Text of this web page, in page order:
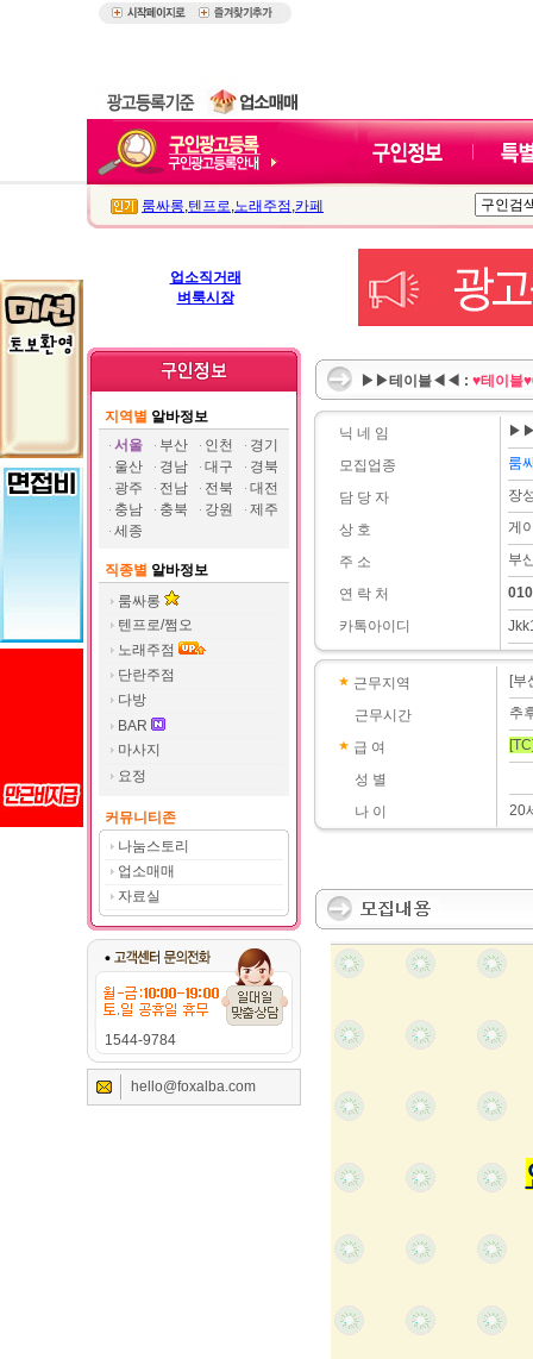
룸싸롱,텐프로,노래주점 ,카페
업소직거래
벼룩시장
지역별 알바정보
서울
부산 인천
경기
울산
경남 대구
경북
광주
전남 전북
대전
충남
충북 강원
제주
세종
직종별 알바정보
룸싸롱
텐프로/쩜오
노래주점
단란주점
다방
BAR
마사지
요정
커뮤니티존
나눔스토리
업소매매
자료실
1544-9784
hello@foxalba.com
▶▶테이블◀◀ : ♥테이블
닉 네 임
모집업종
담 당 자
상 호
주 소
연 락 처
카톡아이디
룸
장
게
부
근무지역
근무시간
급 여
성 별
나 이
[부
추
20